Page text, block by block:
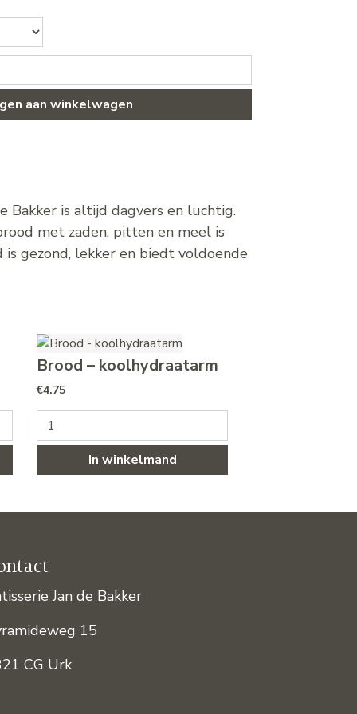
aan winkelwagen
Bakker is altijd dagvers en luchtig.
met zaden, pitten en meel is
gezond, lekker en biedt voldoende
Brood – koolhydraatarm
€4.75
Brood - koolhydraatarm aantal
In winkelmand
Jan de Bakker
15
CG Urk